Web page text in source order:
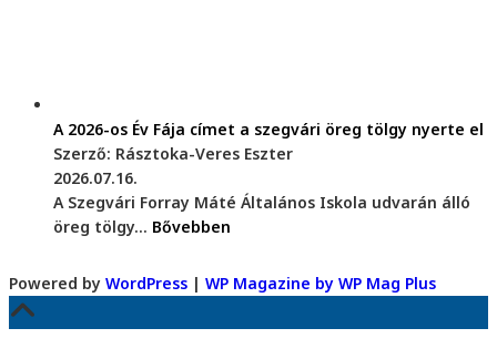
A 2026-os Év Fája címet a szegvári öreg tölgy nyerte el
Szerző: Rásztoka-Veres Eszter
2026.07.16.
A Szegvári Forray Máté Általános Iskola udvarán álló
öreg tölgy... Bővebben
Powered by WordPress | WP Magazine by WP Mag Plus